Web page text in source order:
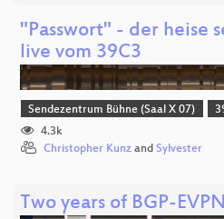
"Passwort" - der heise
live vom 39C3
Sendezentrum Bühne (Saal X 07)
4.3k
Christopher Kunz and Sylvester
Two years of BGP-